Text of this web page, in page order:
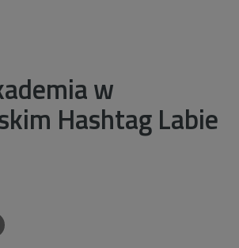
w
Hashtag Labie